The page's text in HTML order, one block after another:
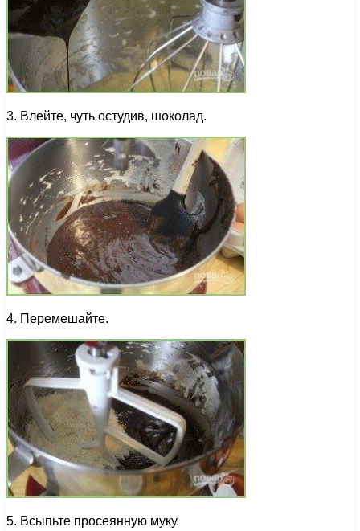
3. Влейте, чуть остудив, шоколад.
4. Перемешайте.
5. Всыпьте просеянную муку.